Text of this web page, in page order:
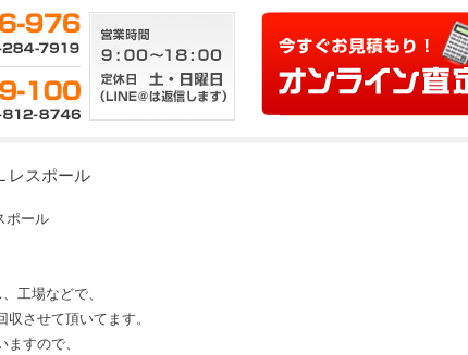
レスポール
ポール
工場などで、
させて頂いてます。
すので、